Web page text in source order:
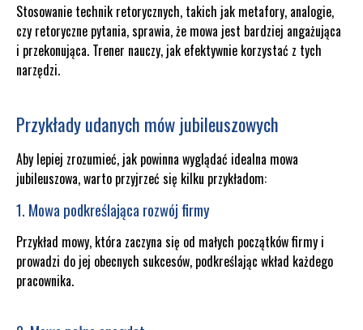
Stosowanie technik retorycznych, takich jak metafory, analogie,
czy retoryczne pytania, sprawia, że mowa jest bardziej angażująca
i przekonująca. Trener nauczy, jak efektywnie korzystać z tych
narzędzi.
Przykłady udanych mów jubileuszowych
Aby lepiej zrozumieć, jak powinna wyglądać idealna mowa
jubileuszowa, warto przyjrzeć się kilku przykładom:
1. Mowa podkreślająca rozwój firmy
Przykład mowy, która zaczyna się od małych początków firmy i
prowadzi do jej obecnych sukcesów, podkreślając wkład każdego
pracownika.